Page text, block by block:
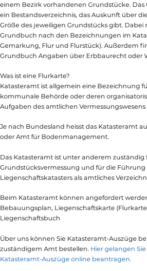
einem Bezirk vorhandenen Grundstücke.
ein Bestandsverzeichnis, das Auskunft über
Größe des jeweiligen Grundstücks gibt. Dabei
Grundbuch nach den Bezeichnungen im
Gemarkung, Flur und Flurstück). Außerdem
Grundbuch Angaben über Erbbaurecht oder
Was ist eine Flurkarte?
Katasteramt ist allgemein eine Bezeichnung
kommunale Behörde oder deren
Aufgaben des amtlichen
Je nach Bundesland heisst das Katasteramt
oder Amt für Bodenmanagement.
Das Katasteramt ist unter anderem zuständig
Grundstücksvermessung und für die Führung
Liegenschaftskatasters als amtliches
Beim Katasteramt können angefordert
Bebauungsplan, Liegenschaftskarte
Liegenschaftsbuch
Über uns können Sie Katasteramt-Auszüge
zuständigem Amt bestellen. Hier gelangen
Katasteramt-Auszüge online beantragen.